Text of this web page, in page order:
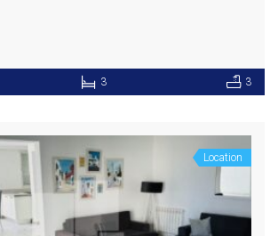
3 3
Location